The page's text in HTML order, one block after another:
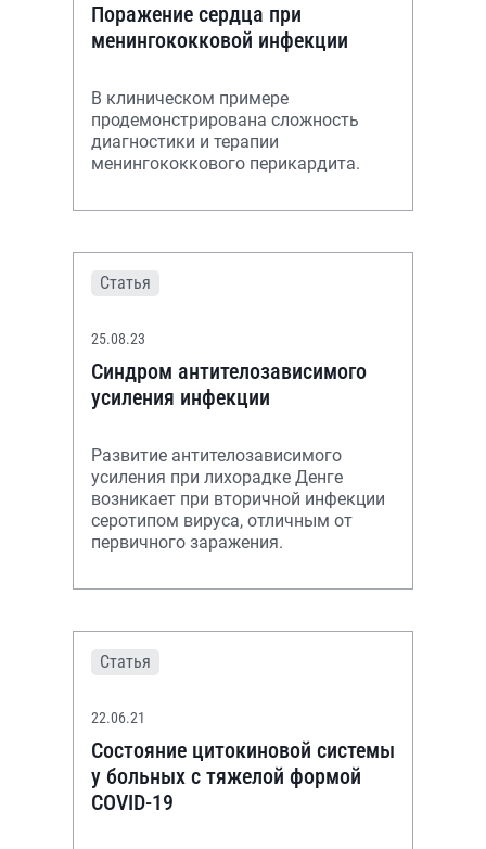
Поражение сердца при
менингококковой инфекции
В клиническом примере
продемонстрирована сложность
диагностики и терапии
менингококкового перикардита.
Статья
25.08.23
Синдром антителозависимого
усиления инфекции
Развитие антителозависимого
усиления при лихорадке Денге
возникает при вторичной инфекции
серотипом вируса, отличным от
первичного заражения.
Статья
22.06.21
Состояние цитокиновой системы
у больных с тяжелой формой
COVID-19